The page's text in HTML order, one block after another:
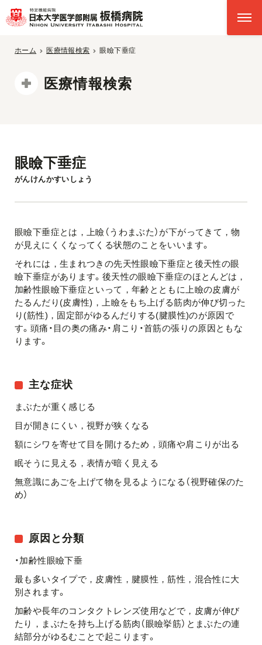
ホーム 医療情報検索 眼瞼下垂症
医療情報検索
眼瞼下垂症
がんけんかすいしょう
眼瞼下垂症とは，上瞼（うわまぶた）が下がってきて，物
が見えにくくなってくる状態のことをいいます。
それには，生まれつきの先天性眼瞼下垂症と後天性の眼
瞼下垂症があります。後天性の眼瞼下垂症のほとんどは，
加齢性眼瞼下垂症といって，年齢とともに上瞼の皮膚が
たるんだり(皮膚性)，上瞼をもち上げる筋肉が伸び切った
り(筋性)，固定部がゆるんだりする(腱膜性)のが原因で
す。頭痛・目の奥の痛み・肩こり・首筋の張りの原因ともな
ります。
主な症状
まぶたが重く感じる
目が開きにくい，視野が狭くなる
額にシワを寄せて目を開けるため，頭痛や肩こりが出る
眠そうに見える，表情が暗く見える
無意識にあごを上げて物を見るようになる（視野確保のた
め）
原因と分類
・加齢性眼瞼下垂
最も多いタイプで，皮膚性，腱膜性，筋性，混合性に大
別されます。
加齢や長年のコンタクトレンズ使用などで，皮膚が伸び
たり，まぶたを持ち上げる筋肉（眼瞼挙筋）とまぶたの連
結部分がゆるむことで起こります。